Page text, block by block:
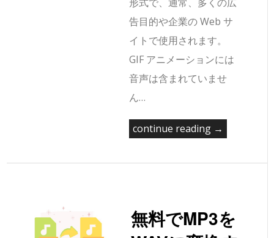
告目的や企業の Web サ
イトで使用されます。
GIF アニメーションには
音声は含まれていませ
ん…
continue reading →
無料でMP3を